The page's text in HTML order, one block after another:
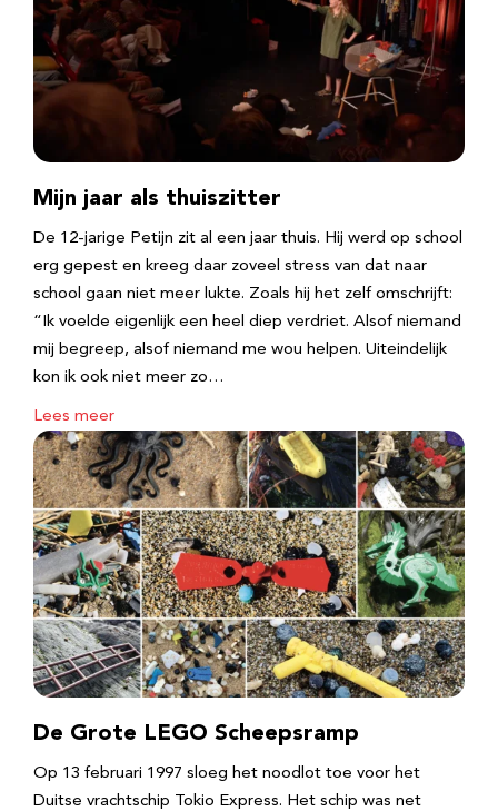
Mijn jaar als thuiszitter
De 12-jarige Petijn zit al een jaar thuis. Hij werd op school
erg gepest en kreeg daar zoveel stress van dat naar
school gaan niet meer lukte. Zoals hij het zelf omschrijft:
“Ik voelde eigenlijk een heel diep verdriet. Alsof niemand
mij begreep, alsof niemand me wou helpen. Uiteindelijk
kon ik ook niet meer zo…
Lees meer
De Grote LEGO Scheepsramp
Op 13 februari 1997 sloeg het noodlot toe voor het
Duitse vrachtschip Tokio Express. Het schip was net